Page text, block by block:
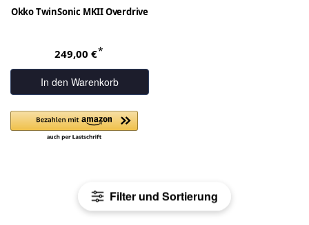
Filter und Sortierung
Okko TwinSonic MKII Overdrive
249,00 €*
In den Warenkorb